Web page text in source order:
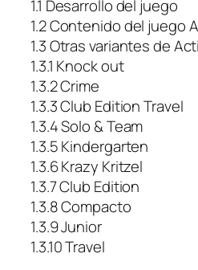
1.1 Desarrollo del juego
1.2 Contenido del juego
1.3 Otras variantes de
1.3.1 Knock out
1.3.2 Crime
1.3.3 Club Edition Travel
1.3.4 Solo & Team
1.3.5 Kindergarten
1.3.6 Krazy Kritzel
1.3.7 Club Edition
1.3.8 Compacto
1.3.9 Junior
1.3.10 Travel